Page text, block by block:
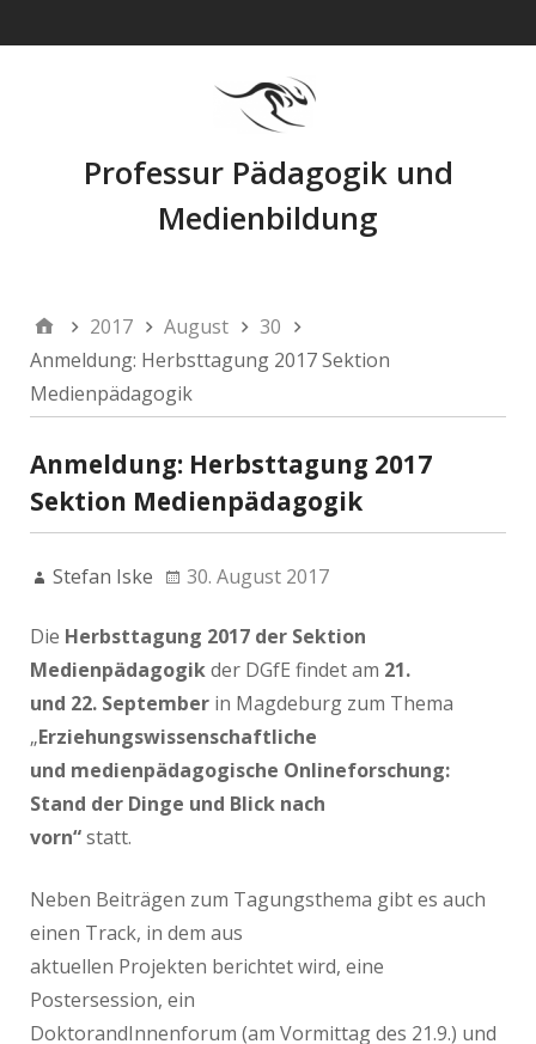
Professur Pädagogik und
Medienbildung
2017 August
30
Anmeldung: Herbsttagung 2017 Sektion
Medienpädagogik
Anmeldung: Herbsttagung 2017
Sektion Medienpädagogik
Stefan Iske 30. August 2017
Die Herbsttagung 2017 der Sektion
Medienpädagogikder DGfE findet am 21.
und 22. September in Magdeburg zum Thema
„Erziehungswissenschaftliche
und medienpädagogische Onlineforschung:
Stand der Dinge und Blick nach
vorn“statt.
Neben Beiträgen zum Tagungsthema gibt es auch
einen Track, in dem aus
aktuellen Projekten berichtet wird, eine
Postersession, ein
DoktorandInnenforum (am Vormittag des 21.9.) und